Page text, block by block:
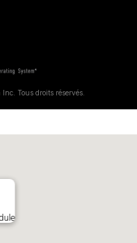
Tous droits réservés.